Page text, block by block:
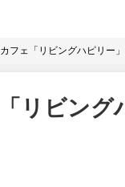
フェ「リビングハピリー
リビン